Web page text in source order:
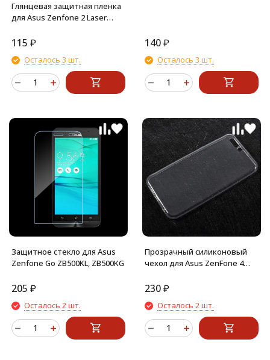
Глянцевая защитная пленка
для Asus Zenfone 2 Laser
115 ₽
Осталось 3 шт.
140₽
Осталось 3 шт.
Защитное стекло для Asus
Zenfone Go ZB500KL, ZB500KG
205 ₽
Осталось 2 шт.
Прозрачный силиконовый
чехол для Asus ZenFone 4
230₽
Осталось 2 шт.